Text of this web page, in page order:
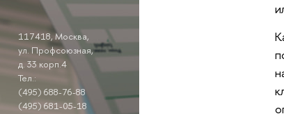
117418, Москва,
ул. Профсоюзная,
д. 33 корп.4
Тел.:
(495) 688-76-88
(495) 681-05-18